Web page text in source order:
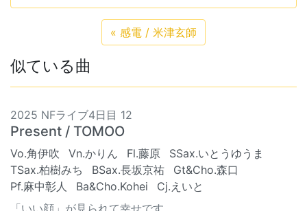
« 感電 / 米津玄師
似ている曲
2025 NFライブ4日目 12
Present / TOMOO
Vo.角伊吹 Vn.かりん Fl.藤原
SSax.いとうゆうま
TSax.柏樹みち
BSax.長坂京祐
Gt&Cho.森口
Pf.麻中彰人
Ba&Cho.Kohei
Cj.えいと
「いい顔」が見られて幸せです